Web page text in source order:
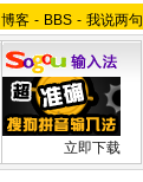
博客 - BBS - 我说两句
立即下载